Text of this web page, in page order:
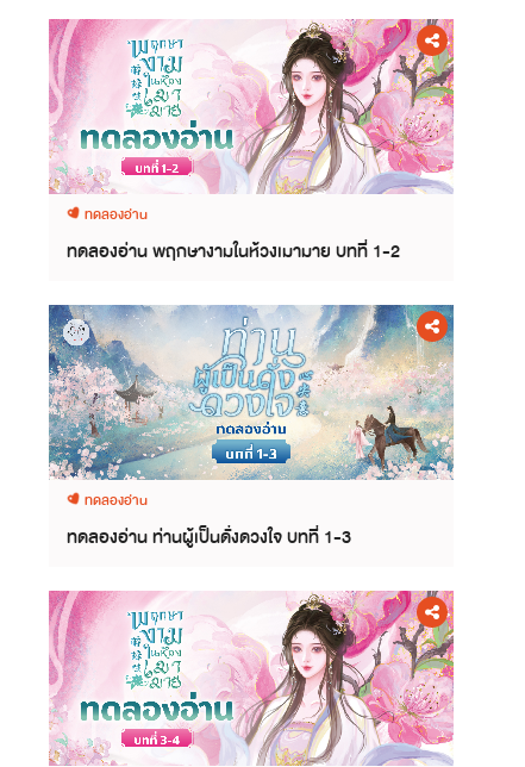
ทดลองอ่าน
ทดลองอ่าน พฤกษางามในห้วงเมามาย บทที่ 1-2
ทดลองอ่าน
ทดลองอ่าน ท่านผู้เป็นดั่งดวงใจ บทที่ 1-3